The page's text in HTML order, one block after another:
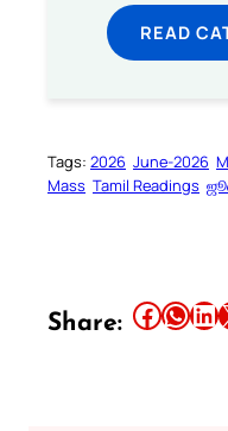
READ
Tags: 2026 June-2026
Mass Tamil Readings
Share: Share this article on Facebook Share this article on WhatsApp Share this article on LinkedIn Share